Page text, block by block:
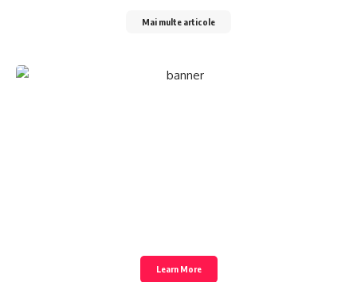
Mai multe articole
Learn More